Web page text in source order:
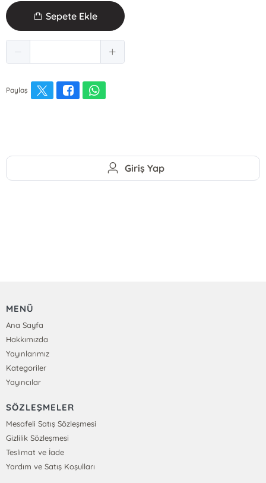
Sepete Ekle
Paylaş
Giriş Yap
MENÜ
Ana Sayfa
Hakkımızda
Yayınlarımız
Kategoriler
Yayıncılar
SÖZLEŞMELER
Mesafeli Satış Sözleşmesi
Gizlilik Sözleşmesi
Teslimat ve İade
Yardım ve Satış Koşulları